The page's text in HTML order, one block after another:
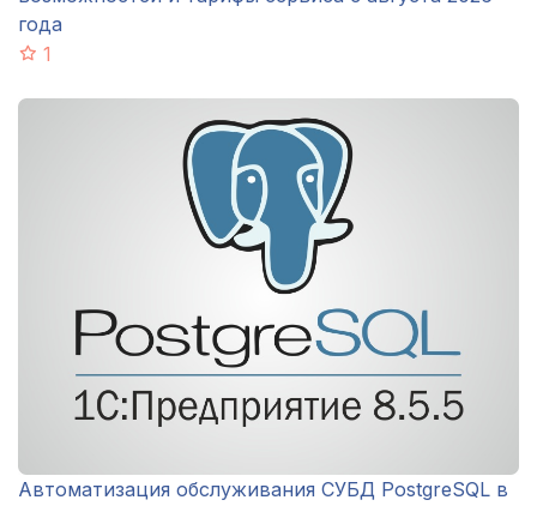
года
1
Автоматизация обслуживания СУБД PostgreSQL в